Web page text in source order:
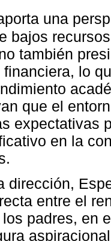
una
bajos
también
lo
que el
expectativas
en la
dirección,
entre el
padres, en